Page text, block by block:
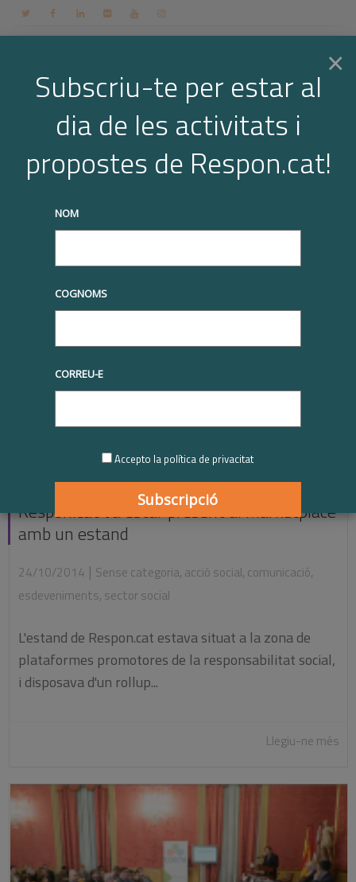
Contacte Espai membres Login CA
Arxiu per a l'etiqueta: esdeveniments
Home esdeveniments
Page 55
Respon.cat va estar present al Marketplace
amb un estand
24/10/2014 | Sense categoria, acció social, comunicació,
esdeveniments, sector social
L'estand de Respon.cat estava situat a la zona de
plataformes promotores de la responsabilitat social,
i disposava d'un rollup...
Llegiu-ne més
×
Subscriu-te per estar al
dia de les activitats i
propostes de Respon.cat!
NOM
COGNOMS
CORREU-E
Accepto la política de privacitat